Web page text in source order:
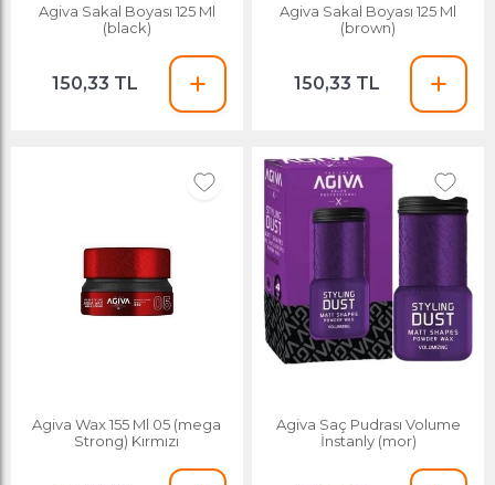
Agiva Sakal Boyası 125 Ml
(black)
150,33 TL
Agiva Sakal Boyası 125 Ml
(brown)
150,33 TL
Agiva Wax 155 Ml 05 (mega
Strong) Kırmızı
Agiva Saç Pudrası Volume
İnstanly (mor)